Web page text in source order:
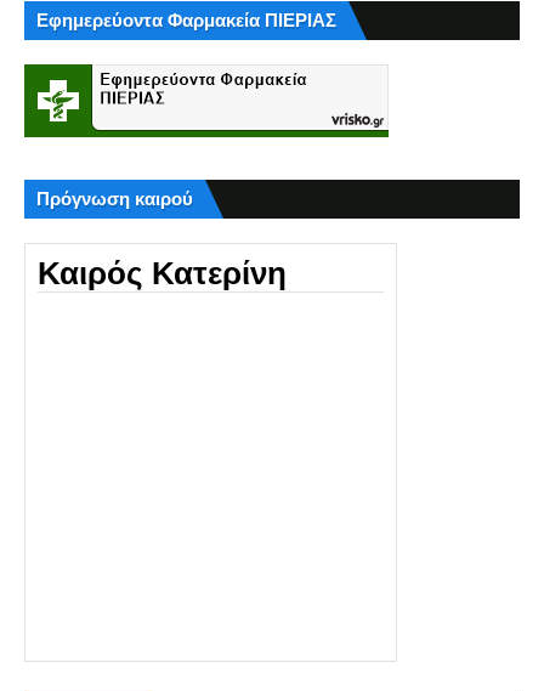
Εφημερεύοντα Φαρμακεία ΠΙΕΡΙΑΣ
Πρόγνωση καιρού
Καιρός Κατερίνη